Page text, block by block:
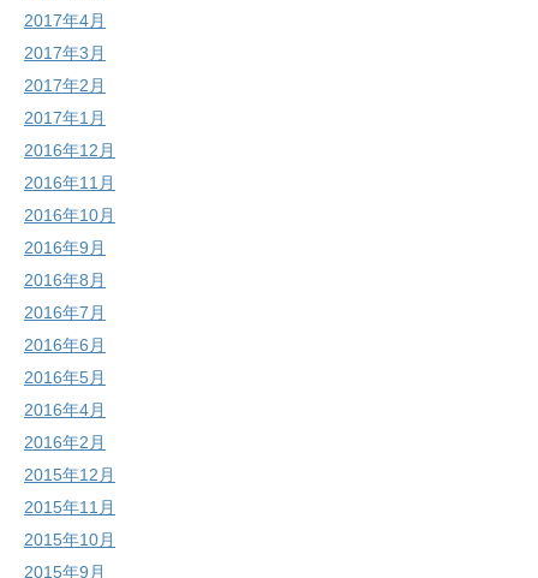
2017年4月
2017年3月
2017年2月
2017年1月
2016年12月
2016年11月
2016年10月
2016年9月
2016年8月
2016年7月
2016年6月
2016年5月
2016年4月
2016年2月
2015年12月
2015年11月
2015年10月
2015年9月